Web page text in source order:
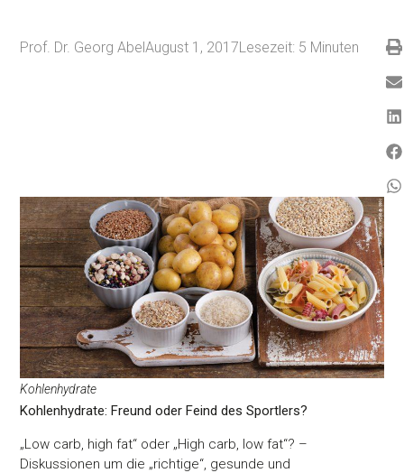
Prof. Dr. Georg AbelAugust 1, 2017Lesezeit: 5 Minuten
Kohlenhydrate
Kohlenhydrate: Freund oder Feind des Sportlers?
„Low carb, high fat“ oder „High carb, low fat“? –
Diskussionen um die „richtige“, gesunde und